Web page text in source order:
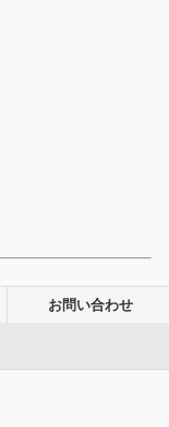
お問い合わせ